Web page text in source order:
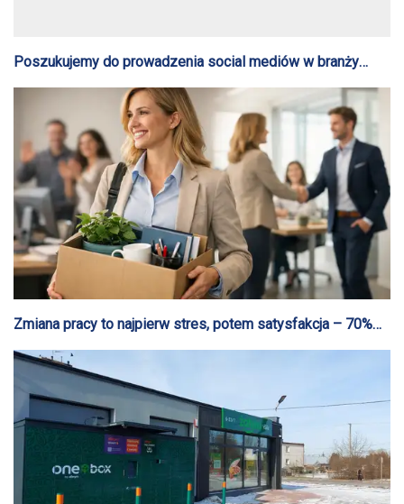
Poszukujemy do prowadzenia social mediów w branży
Zmiana pracy to najpierw stres, potem satysfakcja – 70%
pracowników biurowych jest zadowolonych z decyzji